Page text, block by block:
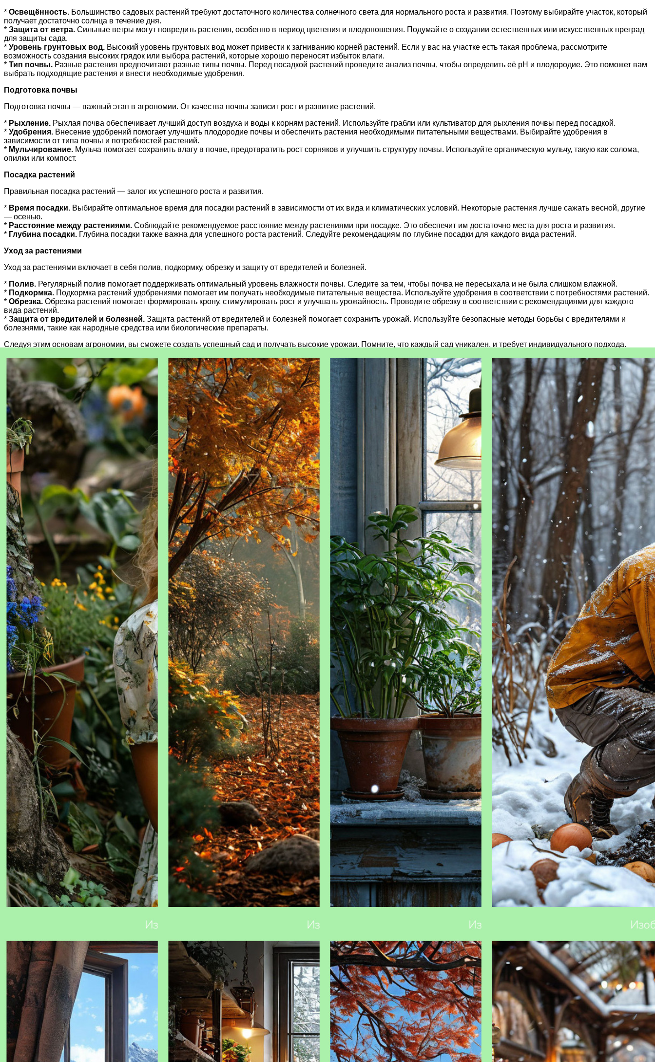
* Освещённость. Большинство садовых растений требуют достаточного количества солнечного света для нормального роста и развития. Поэтому выбирайте участок, который
получает достаточно солнца в течение дня.
* Защита от ветра. Сильные ветры могут повредить растения, особенно в период цветения и плодоношения. Подумайте о создании естественных или искусственных преград
для защиты сада.
* Уровень грунтовых вод. Высокий уровень грунтовых вод может привести к загниванию корней растений. Если у вас на участке есть такая проблема, рассмотрите
возможность создания высоких грядок или выбора растений, которые хорошо переносят избыток влаги.
* Тип почвы. Разные растения предпочитают разные типы почвы. Перед посадкой растений проведите анализ почвы, чтобы определить её pH и плодородие. Это поможет вам
выбрать подходящие растения и внести необходимые удобрения.
Подготовка почвы
Подготовка почвы — важный этап в агрономии. От качества почвы зависит рост и развитие растений.
* Рыхление. Рыхлая почва обеспечивает лучший доступ воздуха и воды к корням растений. Используйте грабли или культиватор для рыхления почвы перед посадкой.
* Удобрения. Внесение удобрений помогает улучшить плодородие почвы и обеспечить растения необходимыми питательными веществами. Выбирайте удобрения в
зависимости от типа почвы и потребностей растений.
* Мульчирование. Мульча помогает сохранить влагу в почве, предотвратить рост сорняков и улучшить структуру почвы. Используйте органическую мульчу, такую как солома,
опилки или компост.
Посадка растений
Правильная посадка растений — залог их успешного роста и развития.
* Время посадки. Выбирайте оптимальное время для посадки растений в зависимости от их вида и климатических условий. Некоторые растения лучше сажать весной, другие
— осенью.
* Расстояние между растениями. Соблюдайте рекомендуемое расстояние между растениями при посадке. Это обеспечит им достаточно места для роста и развития.
* Глубина посадки. Глубина посадки также важна для успешного роста растений. Следуйте рекомендациям по глубине посадки для каждого вида растений.
Уход за растениями
Уход за растениями включает в себя полив, подкормку, обрезку и защиту от вредителей и болезней.
* Полив. Регулярный полив помогает поддерживать оптимальный уровень влажности почвы. Следите за тем, чтобы почва не пересыхала и не была слишком влажной.
* Подкормка. Подкормка растений удобрениями помогает им получать необходимые питательные вещества. Используйте удобрения в соответствии с потребностями растений.
* Обрезка. Обрезка растений помогает формировать крону, стимулировать рост и улучшать урожайность. Проводите обрезку в соответствии с рекомендациями для каждого
вида растений.
* Защита от вредителей и болезней. Защита растений от вредителей и болезней помогает сохранить урожай. Используйте безопасные методы борьбы с вредителями и
болезнями, такие как народные средства или биологические препараты.
Следуя этим основам агрономии, вы сможете создать успешный сад и получать высокие урожаи. Помните, что каждый сад уникален, и требует индивидуального подхода.
Статьи
ИИ-помощник iOreestr.ru: точность данных и
недвижимостью, транспортом и
юридическими лицами
Как подготовить сад к зиме: основные этапы
Зимовка комнатных растений: правила и
Какие растения можно сажать зимой: гид